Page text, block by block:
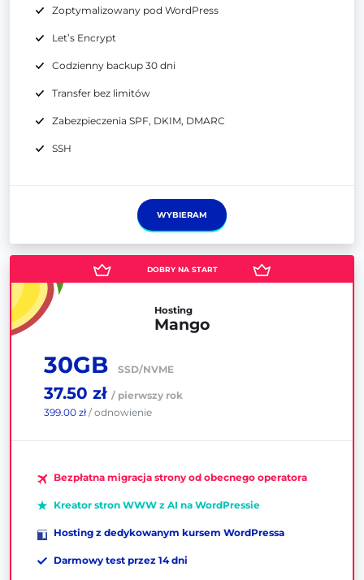
Zoptymalizowany pod WordPress
Let’s Encrypt
Codzienny backup 30 dni
Transfer bez limitów
Zabezpieczenia SPF, DKIM, DMARC
SSH
WYBIERAM
Hosting
Mango
30GB SSD/NVME
37.50 zł / pierwszy rok
399.00 zł/ odnowienie
Bezpłatna migracja strony od obecnego operatora
Kreator stron WWW z AI na WordPressie
Hosting z dedykowanym kursem WordPressa
Darmowy test przez 14 dni